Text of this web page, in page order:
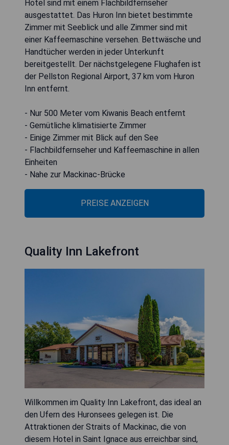
Hotel sind mit einem Flachbildfernseher
ausgestattet. Das Huron Inn bietet bestimmte
Zimmer mit Seeblick und alle Zimmer sind mit
einer Kaffeemaschine versehen. Bettwäsche und
Handtücher werden in jeder Unterkunft
bereitgestellt. Der nächstgelegene Flughafen ist
der Pellston Regional Airport, 37 km vom Huron
Inn entfernt.
- Nur 500 Meter vom Kiwanis Beach entfernt
- Gemütliche klimatisierte Zimmer
- Einige Zimmer mit Blick auf den See
- Flachbildfernseher und Kaffeemaschine in allen
Einheiten
- Nahe zur Mackinac-Brücke
PREISE ANZEIGEN
Quality Inn Lakefront
Willkommen im Quality Inn Lakefront, das ideal an
den Ufern des Huronsees gelegen ist. Die
Attraktionen der Straits of Mackinac, die von
diesem Hotel in Saint Ignace aus erreichbar sind,